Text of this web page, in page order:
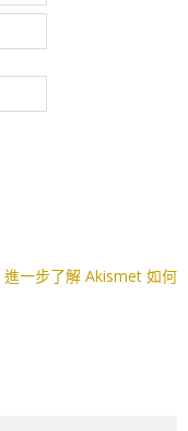
進一步了解 Akismet 如何